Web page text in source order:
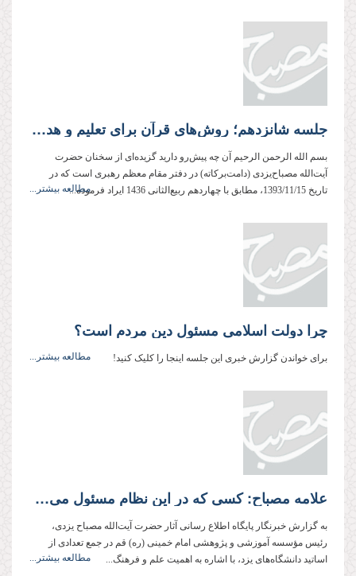
جلسه شانزدهم؛ روش‌های قرآن برای تعلیم و هدایت مردم
بسم الله الرحمن الرحیم آن چه پیش‌رو دارید گزیده‌ای از سخنان حضرت
آیت‌الله مصباح‌یزدی (دامت‌بركاته) در دفتر مقام معظم رهبری است كه در
تاریخ 1393/11/15، مطابق با چهاردهم ربیع‌الثانی 1436 ایراد فرموده‌...
مطالعه بیشتر...
چرا دولت اسلامی مسئول دین مردم است؟
برای خواندن گزارش خبری این جلسه اینجا را کلیک کنید! مطالعه بیشتر...
علامه مصباح: کسی که در این نظام مسئول می‌شود، حق ندارد خود را نسبت به دین مردم بی مسئولیت بداند
به گزارش خبرنگار پایگاه اطلاع رسانی آثار حضرت آیت‌الله مصباح یزدی،
رئیس مؤسسه آموزشی و پژوهشی امام خمینی (ره) قم در جمع تعدادی از
اساتید دانشگاه‌های یزد، با اشاره به اهمیت علم و فرهنگ...
مطالعه بیشتر...